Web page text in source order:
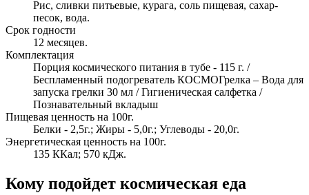
Рис, сливки питьевые, курага, соль пищевая, сахар-
песок, вода.
Срок годности
12 месяцев.
Комплектация
Порция космического питания в тубе - 115 г. /
Беспламенный подогреватель КОСМОГрелка – Вода для
запуска грелки 30 мл / Гигиеническая салфетка /
Познавательный вкладыш
Пищевая ценность на 100г.
Белки - 2,5г.; Жиры - 5,0г.; Углеводы - 20,0г.
Энергетическая ценность на 100г.
135 ККал; 570 кДж.
Кому подойдет космическая еда